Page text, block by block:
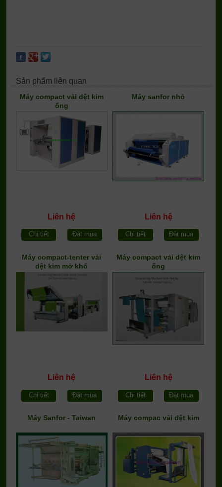
Sản phẩm liên quan
Máy compact vải dệt kim
ống
Liên hệ
Chi tiết Đặt mua
Máy sanfor nhỏ
Liên hệ
Chi tiết Đặt mua
Máy compact-tenter vải
dệt kim mở khổ
Liên hệ
Chi tiết Đặt mua
Máy compact vải dệt kim
ống
Liên hệ
Chi tiết Đặt mua
Máy Sanfor - Taiwan Máy compac vải dệt kim